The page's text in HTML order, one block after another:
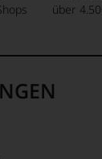
über